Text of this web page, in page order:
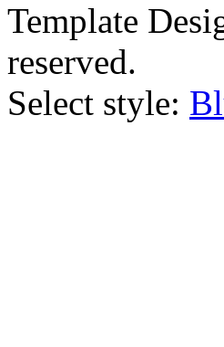
Template
reserved.
Select style: